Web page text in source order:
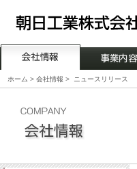
ホーム > 会社情報 > ニュースリリース